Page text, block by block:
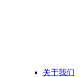
关于我们